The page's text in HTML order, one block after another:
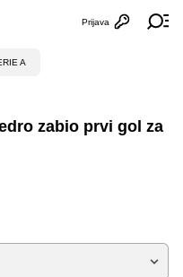
Otvori
Prijava
A
zabio prvi gol za